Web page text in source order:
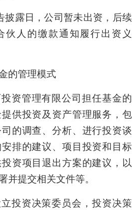
披露日，公司暂未出资，后续
伙人的缴款通知履行出资义
的管理模式
资管理有限公司担任基金的
供投资及资产管理服务，包
的调查、分析、进行投资谈
排的建议、项目投资和目标
资项目退出方案的建议，以
并提交相关文件等。
投资决策委员会，投资决策